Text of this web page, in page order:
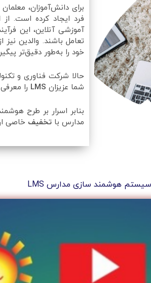
برای دانش‌آموزان،
فرد ایجاد کرده است.
آموزشی آنلاین، این
تعامل باشند. والدین
خود را به‌طور دقیق‌تر
حالا شرکت فناوری و
شما عزیزان LMS را
بنابر اسرار بر طرح
مدارس با تخفیف خاصی
سیستم هوشمند سازی مدارس LMS